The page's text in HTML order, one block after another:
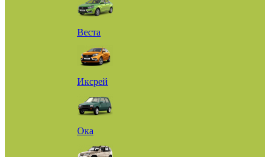
Веста
Иксрей
Ока